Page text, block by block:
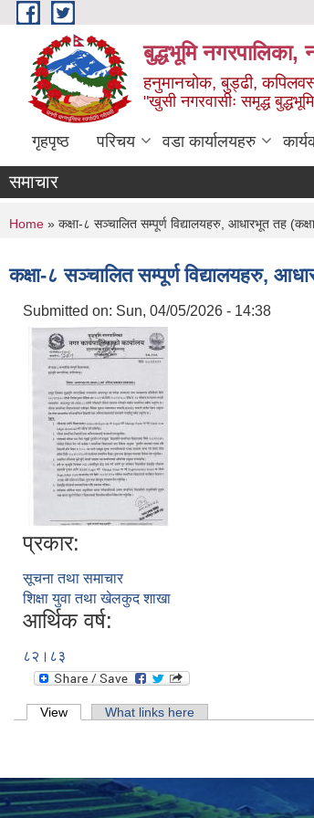
Skip to main content
बुद्धभूमि नगरपालिका,
हनुमानचोक, बुड्ढी,
"खुसी नगरवासीः समृद्ध
गृहपृष्ठ परिचय वडा कार्यालयहरु
समाचार
You are here
Home » कक्षा-८ सञ्चालित सम्पूर्ण विद्यालयहरु, आधारभूत तह
कक्षा-८ सञ्चालित सम्पूर्ण विद्यालयहरु,
Submitted on: Sun, 04/05/2026 - 14:38
प्रकार:
सूचना तथा समाचार
शिक्षा युवा तथा खेलकुद शाखा
आर्थिक वर्ष:
८२।८३
Primary tabs
View (active tab)What links here